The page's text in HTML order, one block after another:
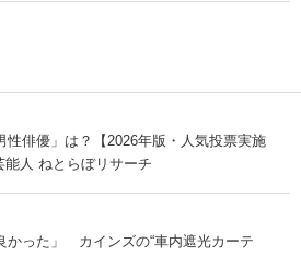
性俳優」は？【2026年版・人気投票実施
人 ねとらぼリサーチ
かった」 カインズの“車内遮光カーテ